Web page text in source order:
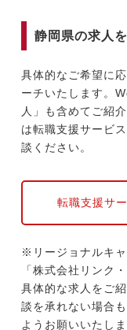
静岡県の求人
具体的なご希望に
ーチいたします。
人」も含めてご紹
は転職支援サービ
談ください。
転職支援サ
※リージョナルキ
「株式会社リンク
具体的な求人をご
談を承れない場合
ようお願いいたしま